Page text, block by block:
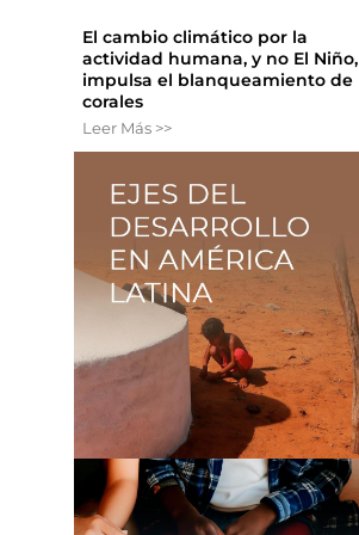
El cambio climático por la
actividad humana, y no El Niño,
impulsa el blanqueamiento de
corales
Leer Más >>